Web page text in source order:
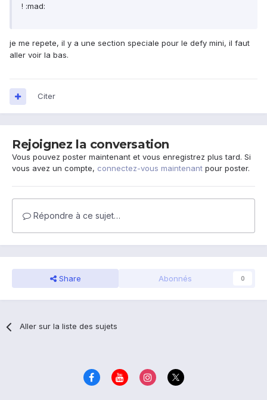
! :mad:
je me repete, il y a une section speciale pour le defy mini, il faut
aller voir la bas.
Citer
Rejoignez la conversation
Vous pouvez poster maintenant et vous enregistrez plus tard. Si
vous avez un compte, connectez-vous maintenant pour poster.
Répondre à ce sujet…
Share Abonnés 0
Aller sur la liste des sujets